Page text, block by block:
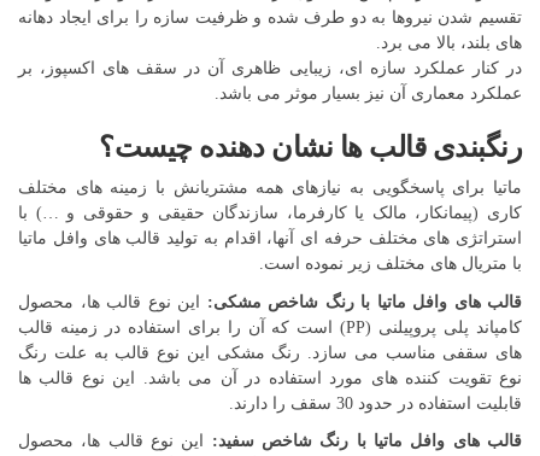
تقسیم شدن نیروها به دو طرف شده و ظرفیت سازه را برای ایجاد دهانه
های بلند، بالا می برد.
در کنار عملکرد سازه ای، زیبایی ظاهری آن در سقف های اکسپوز، بر
عملکرد معماری آن نیز بسیار موثر می باشد.
رنگبندی قالب ها نشان دهنده چیست؟
ماتیا برای پاسخگویی به نیازهای همه مشتریانش با زمینه های مختلف
کاری (پیمانکار، مالک یا کارفرما، سازندگان حقیقی و حقوقی و …) با
استراتژی های مختلف حرفه ای آنها، اقدام به تولید قالب های وافل ماتیا
با متریال های مختلف زیر نموده است.
قالب های وافل ماتیا با رنگ شاخص مشکی: این نوع قالب ها، محصول
کامپاند پلی پروپیلنی (PP) است که آن را برای استفاده در زمینه قالب
های سقفی مناسب می سازد. رنگ مشکی این نوع قالب به علت رنگ
نوع تقویت کننده های مورد استفاده در آن می باشد. این نوع قالب ها
قابلیت استفاده در حدود 30 سقف را دارند.
قالب های وافل ماتیا با رنگ شاخص سفید: این نوع قالب ها، محصول